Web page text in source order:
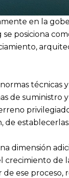
en la
posiciona
de
de establecerlas.
dimensión
crecimiento
ese